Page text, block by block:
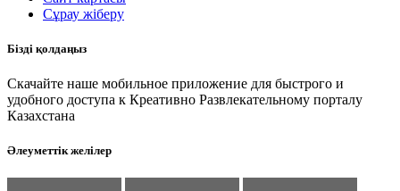
Сұрау жіберу
Бізді қолдаңыз
Скачайте наше мобильное приложение для быстрого и
удобного доступа к Креативно Развлекательному порталу
Казахстана
Әлеуметтік желілер